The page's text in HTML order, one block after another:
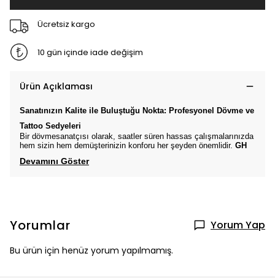
Ücretsiz kargo
10 gün içinde iade değişim
Ürün Açıklaması
Sanatınızın Kalite ile Buluştuğu Nokta: Profesyonel Dövme ve
Tattoo Sedyeleri
Bir dövmesanatçısı olarak, saatler süren hassas çalışmalarınızda
hem sizin hem demüşterinizin konforu her şeyden önemlidir. GH
Devamını Göster
Yorumlar Yorum Yap
Bu ürün için henüz yorum yapılmamış.